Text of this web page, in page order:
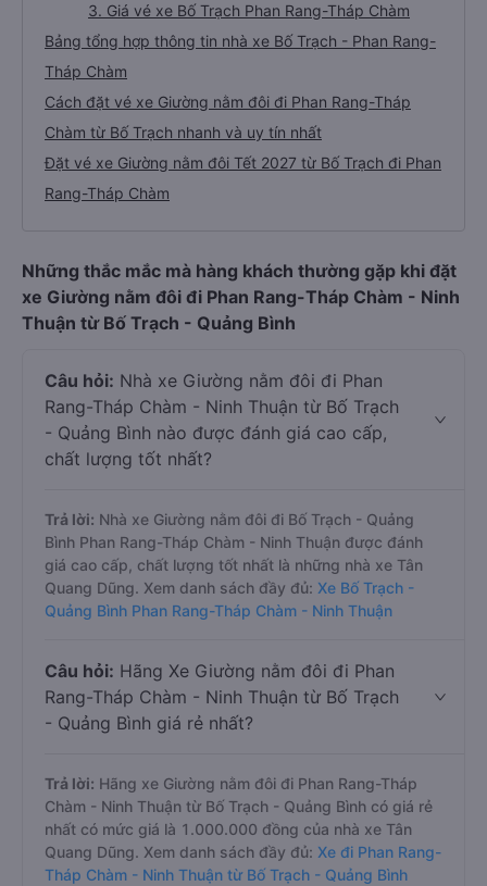
3. Giá vé xe Bố Trạch Phan Rang-Tháp Chàm
Bảng tổng hợp thông tin nhà xe Bố Trạch - Phan Rang-
Tháp Chàm
Cách đặt vé xe Giường nằm đôi đi Phan Rang-Tháp
Chàm từ Bố Trạch nhanh và uy tín nhất
Đặt vé xe Giường nằm đôi Tết 2027 từ Bố Trạch đi Phan
Rang-Tháp Chàm
Những thắc mắc mà hàng khách thường gặp khi đặt
xe Giường nằm đôi đi Phan Rang-Tháp Chàm - Ninh
Thuận từ Bố Trạch - Quảng Bình
Câu hỏi: Nhà xe Giường nằm đôi đi Phan
Rang-Tháp Chàm - Ninh Thuận từ Bố Trạch
- Quảng Bình nào được đánh giá cao cấp,
chất lượng tốt nhất?
Trả lời: Nhà xe Giường nằm đôi đi Bố Trạch - Quảng
Bình Phan Rang-Tháp Chàm - Ninh Thuận được đánh
giá cao cấp, chất lượng tốt nhất là những nhà xe Tân
Quang Dũng. Xem danh sách đầy đủ: Xe Bố Trạch -
Quảng Bình Phan Rang-Tháp Chàm - Ninh Thuận
Câu hỏi: Hãng Xe Giường nằm đôi đi Phan
Rang-Tháp Chàm - Ninh Thuận từ Bố Trạch
- Quảng Bình giá rẻ nhất?
Trả lời: Hãng xe Giường nằm đôi đi Phan Rang-Tháp
Chàm - Ninh Thuận từ Bố Trạch - Quảng Bình có giá rẻ
nhất có mức giá là 1.000.000 đồng của nhà xe Tân
Quang Dũng. Xem danh sách đầy đủ: Xe đi Phan Rang-
Tháp Chàm - Ninh Thuận từ Bố Trạch - Quảng Bình